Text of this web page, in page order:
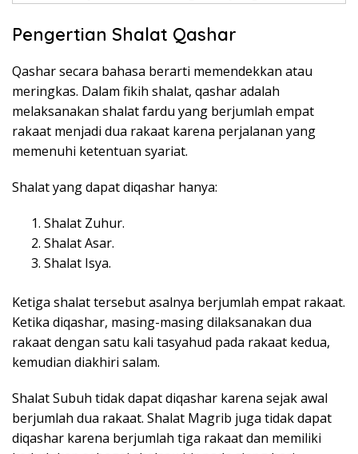
Pengertian Shalat Qashar
Qashar secara bahasa berarti memendekkan atau
meringkas. Dalam fikih shalat, qashar adalah
melaksanakan shalat fardu yang berjumlah empat
rakaat menjadi dua rakaat karena perjalanan yang
memenuhi ketentuan syariat.
Shalat yang dapat diqashar hanya:
Shalat Zuhur.
Shalat Asar.
Shalat Isya.
Ketiga shalat tersebut asalnya berjumlah empat rakaat.
Ketika diqashar, masing-masing dilaksanakan dua
rakaat dengan satu kali tasyahud pada rakaat kedua,
kemudian diakhiri salam.
Shalat Subuh tidak dapat diqashar karena sejak awal
berjumlah dua rakaat. Shalat Magrib juga tidak dapat
diqashar karena berjumlah tiga rakaat dan memiliki